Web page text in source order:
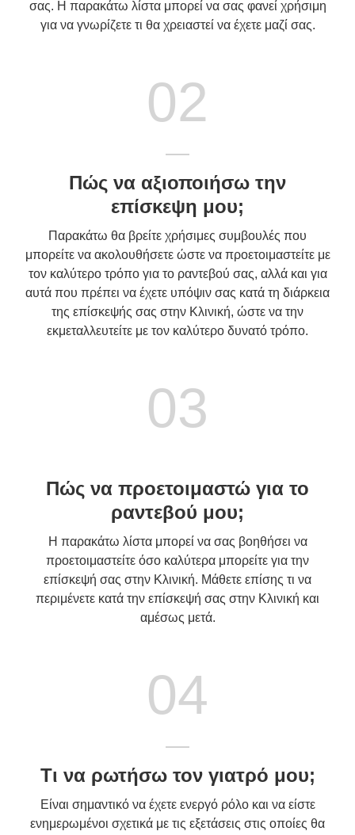
σας. Η παρακάτω λίστα μπορεί να σας φανεί χρήσιμη
για να γνωρίζετε τι θα χρειαστεί να έχετε μαζί σας.
02
Πώς να αξιοποιήσω την
επίσκεψη μου;
Παρακάτω θα βρείτε χρήσιμες συμβουλές που
μπορείτε να ακολουθήσετε ώστε να προετοιμαστείτε με
τον καλύτερο τρόπο για το ραντεβού σας, αλλά και για
αυτά που πρέπει να έχετε υπόψιν σας κατά τη διάρκεια
της επίσκεψής σας στην Κλινική, ώστε να την
εκμεταλλευτείτε με τον καλύτερο δυνατό τρόπο.
03
Πώς να προετοιμαστώ για το
ραντεβού μου;
Η παρακάτω λίστα μπορεί να σας βοηθήσει να
προετοιμαστείτε όσο καλύτερα μπορείτε για την
επίσκεψή σας στην Κλινική. Μάθετε επίσης τι να
περιμένετε κατά την επίσκεψή σας στην Κλινική και
αμέσως μετά.
04
Τι να ρωτήσω τον γιατρό μου;
Είναι σημαντικό να έχετε ενεργό ρόλο και να είστε
ενημερωμένοι σχετικά με τις εξετάσεις στις οποίες θα